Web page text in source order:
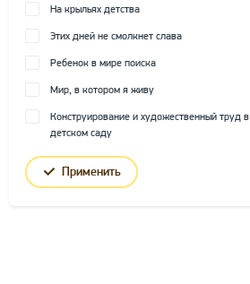
На крыльях детства
Этих дней не смолкнет слава
Ребенок в мире поиска
Мир, в котором я живу
Конструирование и художественный труд в
детском саду
Применить